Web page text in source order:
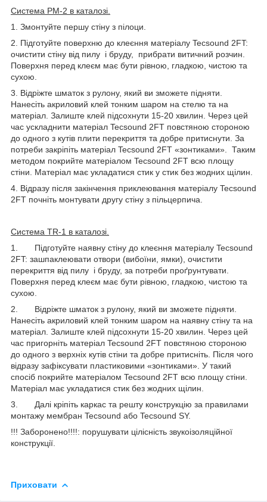
Система PM-2 в каталозі.
1. Змонтуйте першу стіну з пілоци.
2. Підготуйте поверхню до клеєння матеріалу Tecsound 2FT:
очистити стіну від пилу і бруду, прибрати витичний розчин.
Поверхня перед клеєм має бути рівною, гладкою, чистою та
сухою.
3. Відріжте шматок з рулону, який ви зможете підняти.
Нанесіть акриловий клей тонким шаром на стелю та на
матеріал. Залиште клей підсохнути 15-20 хвилин. Через цей
час ускладнити матеріал Tecsound 2FT повстяною стороною
до одного з кутів плити перекриття та добре притиснути. За
потреби закріпіть матеріал Tecsound 2FT «зонтиками». Таким
методом покрийте матеріалом Tecsound 2FT всю площу
стіни. Матеріал має укладатися стик у стик без жодних щілин.
4. Відразу після закінчення приклеювання матеріалу Tecsound
2FT почніть монтувати другу стіну з пільцерпича.
Система TR-1 в каталозі.
1. Підготуйте наявну стіну до клеєння матеріалу Tecsound
2FT: зашпаклеювати отвори (вибоїни, ямки), очистити
перекриття від пилу і бруду, за потреби проґрунтувати.
Поверхня перед клеєм має бути рівною, гладкою, чистою та
сухою.
2. Відріжте шматок з рулону, який ви зможете підняти.
Нанесіть акриловий клей тонким шаром на наявну стіну та на
матеріал. Залиште клей підсохнути 15-20 хвилин. Через цей
час пригорніть матеріал Tecsound 2FT повстяною стороною
до одного з верхніх кутів стіни та добре притисніть. Після чого
відразу зафіксувати пластиковими «зонтиками». У такий
спосіб покрийте матеріалом Tecsound 2FT всю площу стіни.
Матеріал має укладатися стик без жодних щілин.
3. Далі кріпіть каркас та решту конструкцію за правилами
монтажу мембран Tecsound або Tecsound SY.
!!! Заборонено!!!!: порушувати цілісність звукоізоляційної
конструкції.
Приховати